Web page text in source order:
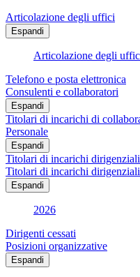
Articolazione degli uffici
Espandi
Articolazione degli
Telefono e posta elettronica
Consulenti e collaboratori
Espandi
Titolari di incarichi di
Personale
Espandi
Titolari di incarichi
Titolari di incarichi
Espandi
2026
Dirigenti cessati
Posizioni organizzative
Espandi